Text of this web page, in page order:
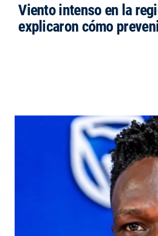
Viento intenso en la
explicaron cómo